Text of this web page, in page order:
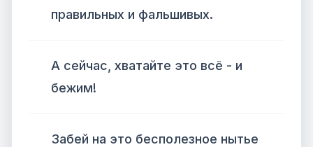
правильных и фальшивых.
А сейчас, хватайте это всё - и
бежим!
Забей на это бесполезное нытье